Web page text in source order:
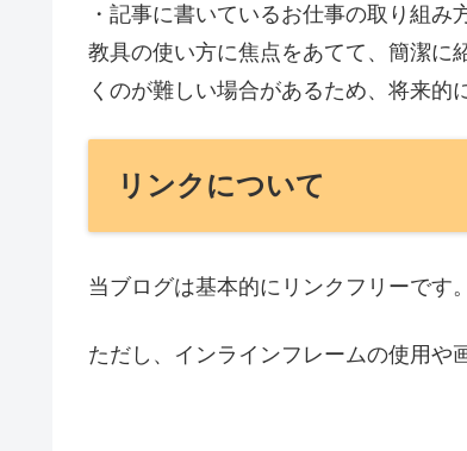
・記事に書いているお仕事の取り組み
教具の使い方に焦点をあてて、簡潔に
くのが難しい場合があるため、将来的
リンクについて
当ブログは基本的にリンクフリーです
ただし、インラインフレームの使用や